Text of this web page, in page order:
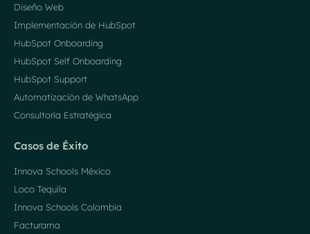
Diseño Web
Implementación de HubSpot
HubSpot Onboarding
HubSpot Self Onboarding
HubSpot Support
Automatización de WhatsApp
Consultoría Estratégica
Casos de Éxito
Innova Schools México
Loco Tequila
Innova Schools Colombia
Facturama